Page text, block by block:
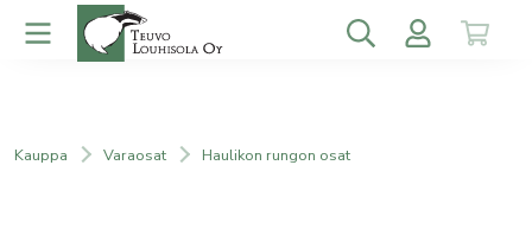
Kauppa Varaosat Haulikon rungon osat